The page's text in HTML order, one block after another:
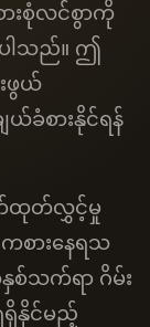
ားစုံလင်စွာကို
ပါသည်။ ဤ
ဖွယ်
ယ်ခံစားနိုင်ရန်
ထုတ်လွှင့်မှု
စားနေရသ
စ်သက်ရာ ဂိမ်း
ရှိနိုင်မည့်